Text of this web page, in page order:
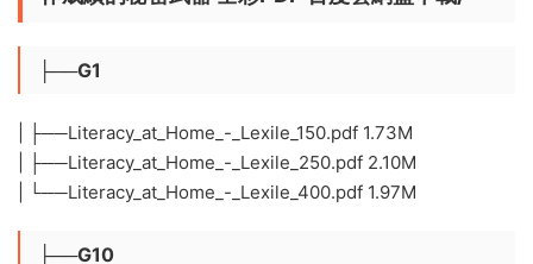
├──G1
| ├──Literacy_at_Home_-_Lexile_150.pdf 1.73M
| ├──Literacy_at_Home_-_Lexile_250.pdf 2.10M
| └──Literacy_at_Home_-_Lexile_400.pdf 1.97M
├──G10